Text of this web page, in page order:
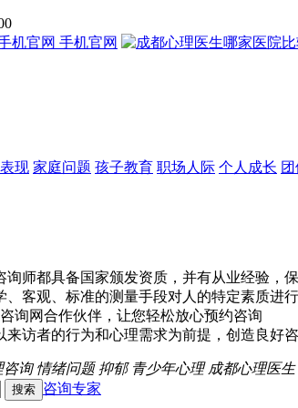
手机官网
现 家庭问题 孩子教育 职场人际 个人成长
询师都具备国家颁发资质，并有从业经验，
、客观、标准的测量手段对人的特定素质进
询网合作伙伴，让您轻松放心预约咨询
来访者的行为和心理需求为前提，创造良好
咨询 情绪问题 抑郁 青少年心理 成都心理医生
咨询专家